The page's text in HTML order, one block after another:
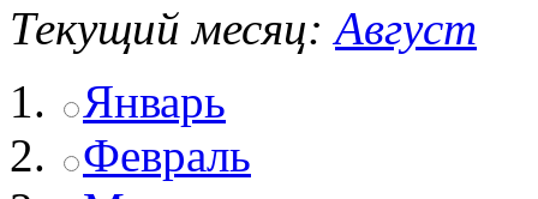
Текущий месяц: Август
Январь
Февраль